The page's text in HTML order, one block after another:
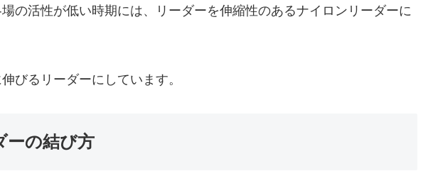
の活性が低い時期には、リーダーを伸縮性のあるナイロンリーダーに
びるリーダーにしています。
ーの結び方